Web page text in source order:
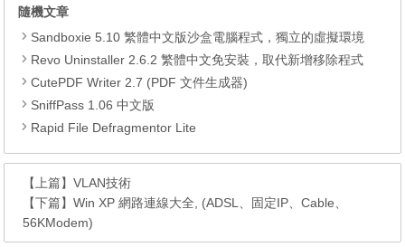
隨機文章
Sandboxie 5.10 繁體中文版沙盒電腦程式，獨立的虛擬環境
Revo Uninstaller 2.6.2 繁體中文免安裝，取代新增移除程式
CutePDF Writer 2.7 (PDF 文件生成器)
SniffPass 1.06 中文版
Rapid File Defragmentor Lite
【上篇】VLAN技術
【下篇】Win XP 網路連線大全, (ADSL、固定IP、Cable、
56KModem)